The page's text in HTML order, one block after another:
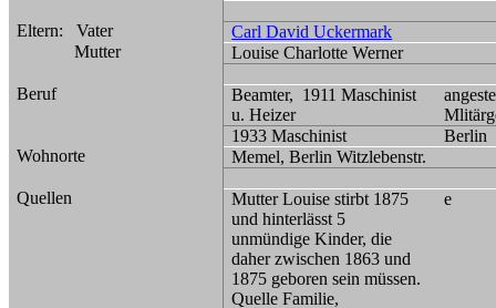
Eltern: Vater
Carl David Uckermark
Mutter
Louise Charlotte Werner
Beruf Beamter, 1911 Maschinist
u. Heizer
1933 Maschinist
Berlin
Wohnorte
Memel, Berlin Witzlebenstr.
Quellen
Mutter Louise stirbt 1875
und hinterlässt 5
unmündige Kinder, die
daher zwischen 1863 und
1875 geboren sein müssen.
Quelle Familie,
e